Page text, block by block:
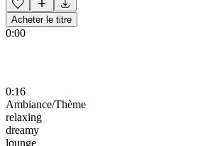
Acheter le titre
0:00
0:16
Ambiance/Thème
relaxing
dreamy
lounge